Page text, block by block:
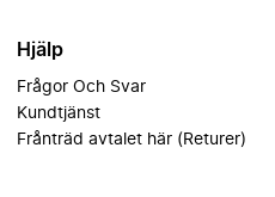
Hjälp
Frågor Och Svar
Kundtjänst
Frånträd avtalet här (Returer)